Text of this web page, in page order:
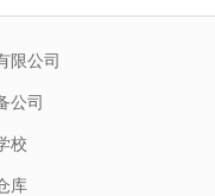
限公司
公司
校
库